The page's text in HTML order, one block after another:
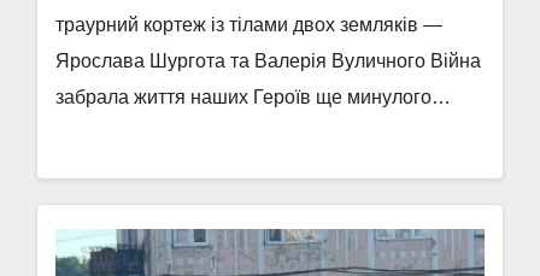
траурний кортеж із тілами двох земляків —
Ярослава Шургота та Валерія Вуличного Війна
забрала життя наших Героїв ще минулого…